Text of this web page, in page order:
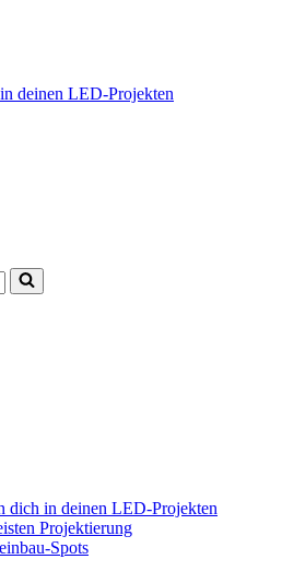
deinen LED-Projekten
dich in deinen LED-Projekten
Projektierung
Spots